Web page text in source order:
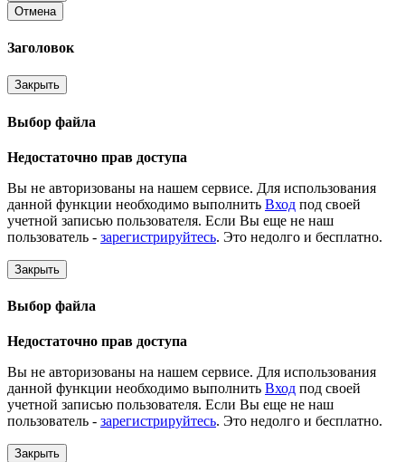
Отмена
Заголовок
Закрыть
Выбор файла
Недостаточно прав доступа
Вы не авторизованы на нашем сервисе. Для использования
данной функции необходимо выполнить Вход под своей
учетной записью пользователя. Если Вы еще не наш
пользователь - зарегистрируйтесь. Это недолго и бесплатно.
Закрыть
Выбор файла
Недостаточно прав доступа
Вы не авторизованы на нашем сервисе. Для использования
данной функции необходимо выполнить Вход под своей
учетной записью пользователя. Если Вы еще не наш
пользователь - зарегистрируйтесь. Это недолго и бесплатно.
Закрыть